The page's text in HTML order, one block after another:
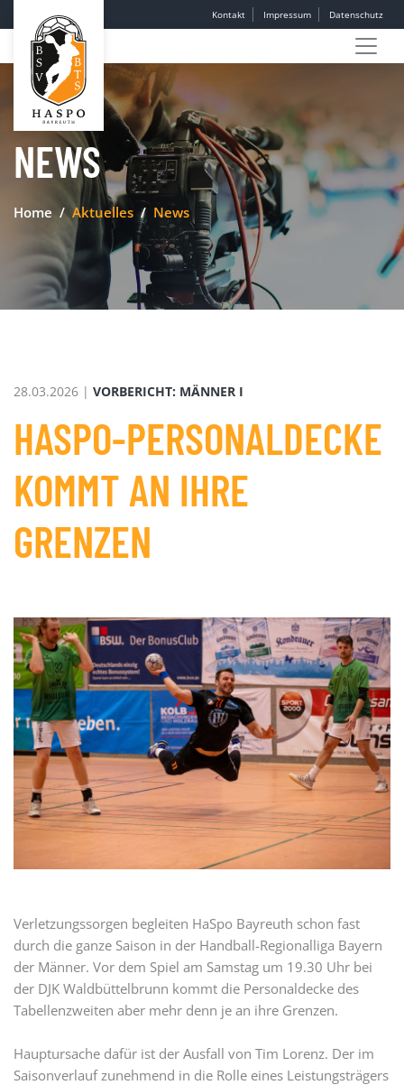
Kontakt Impressum Datenschutz
NEWS
Home Aktuelles News
28.03.2026 | VORBERICHT: MÄNNER I
HASPO-PERSONALDECKE
KOMMT AN IHRE
GRENZEN
Verletzungssorgen begleiten HaSpo Bayreuth schon fast
durch die ganze Saison in der Handball-Regionalliga Bayern
der Männer. Vor dem Spiel am Samstag um 19.30 Uhr bei
der DJK Waldbüttelbrunn kommt die Personaldecke des
Tabellenzweiten aber mehr denn je an ihre Grenzen.
Hauptursache dafür ist der Ausfall von Tim Lorenz. Der im
Saisonverlauf zunehmend in die Rolle eines Leistungsträgers